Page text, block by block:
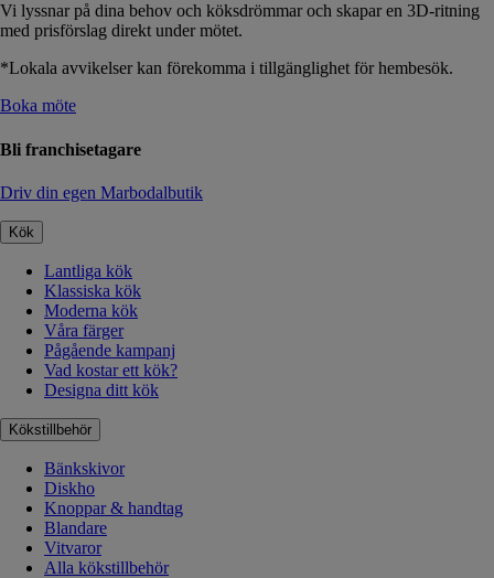
Vi lyssnar på dina behov och köksdrömmar och skapar en 3D-ritning
med prisförslag direkt under mötet.
*Lokala avvikelser kan förekomma i tillgänglighet för hembesök.
Boka möte
Bli franchisetagare
Driv din egen Marbodalbutik
Kök
Lantliga kök
Klassiska kök
Moderna kök
Våra färger
Pågående kampanj
Vad kostar ett kök?
Designa ditt kök
Kökstillbehör
Bänkskivor
Diskho
Knoppar & handtag
Blandare
Vitvaror
Alla kökstillbehör